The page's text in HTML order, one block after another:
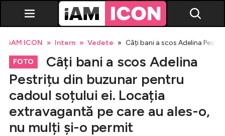
Vedete
Breaking news
iAM ICON Intern Vedete Câți bani a scos Adelina
FOTO
Câți bani a scos Adelina
Pestrițu din buzunar pentru
cadoul soțului ei. Locația
extravagantă pe care au ales-o,
nu mulți și-o permit